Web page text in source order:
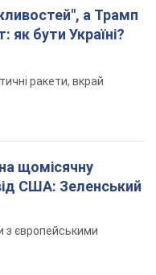
а Трамп
бути Україні?
ракети, вкрай
щомісячну
США: Зеленський
з європейськими